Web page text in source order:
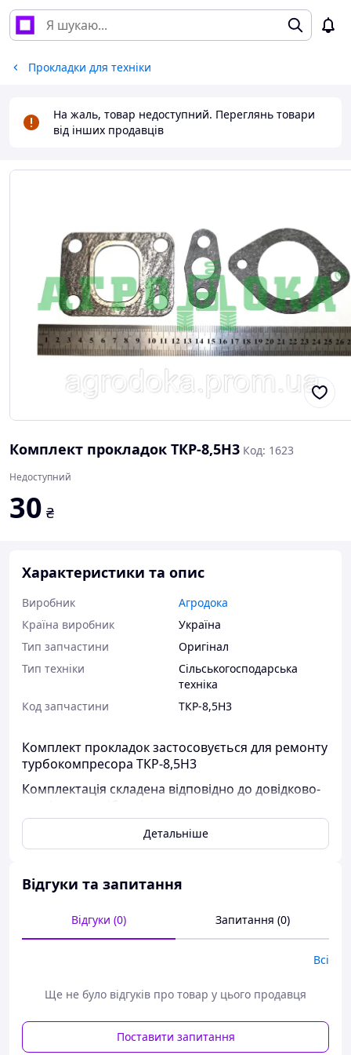
Прокладки для техніки
На жаль, товар недоступний. Переглянь товари
від інших продавців
Комплект прокладок ТКР-8,5Н3 Код: 1623
Недоступний
30 ₴
Характеристики та опис
Виробник
Агродока
Країна виробник
Україна
Тип запчастини
Оригінал
Тип техніки
Сільськогосподарська
техніка
Код запчастини
ТКР-8,5Н3
Комплект прокладок застосовується для ремонту
турбокомпресора ТКР-8,5Н3
Комплектація складена відповідно до довідково-
одиниць вузлів и агрегатів техніки. Надійна
упаковка ремкомплекта дозволяє зберігти
цілісність, якість та кількість комплектуючих.
Детальніше
Відгуки та запитання
Відгуки (0) Запитання (0)
Всі
Ще не було відгуків про товар у цього продавця
Поставити запитання